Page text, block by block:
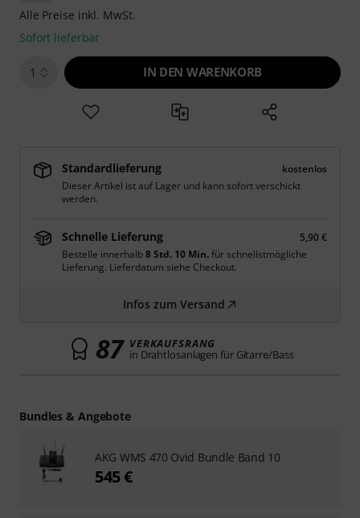
Alle Preise inkl. MwSt.
Sofort lieferbar
1 IN DEN WARENKORB
Standardlieferung
kostenlos
Dieser Artikel ist auf Lager und kann sofort verschickt
werden.
Schnelle Lieferung
5,90 €
Bestelle innerhalb8 Std. 10 Min.für schnellstmögliche
Lieferung. Lieferdatum siehe Checkout.
Infos zum Versand
87 VERKAUFSRANG
in Drahtlosanlagen für Gitarre/Bass
Bundles & Angebote
AKG WMS 470 Ovid Bundle Band 10
545 €